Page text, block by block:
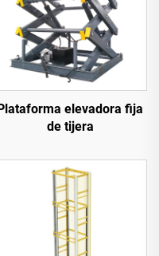
elevadora fija
de tijera